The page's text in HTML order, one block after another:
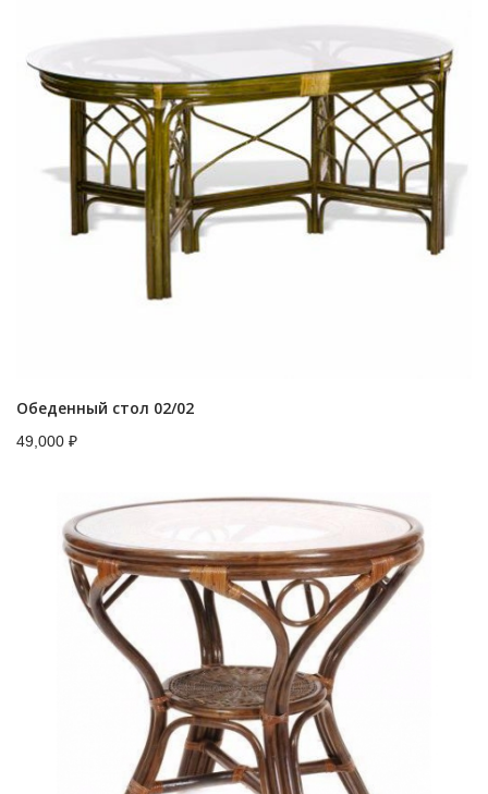
Обеденный стол 02/02
49,000 ₽